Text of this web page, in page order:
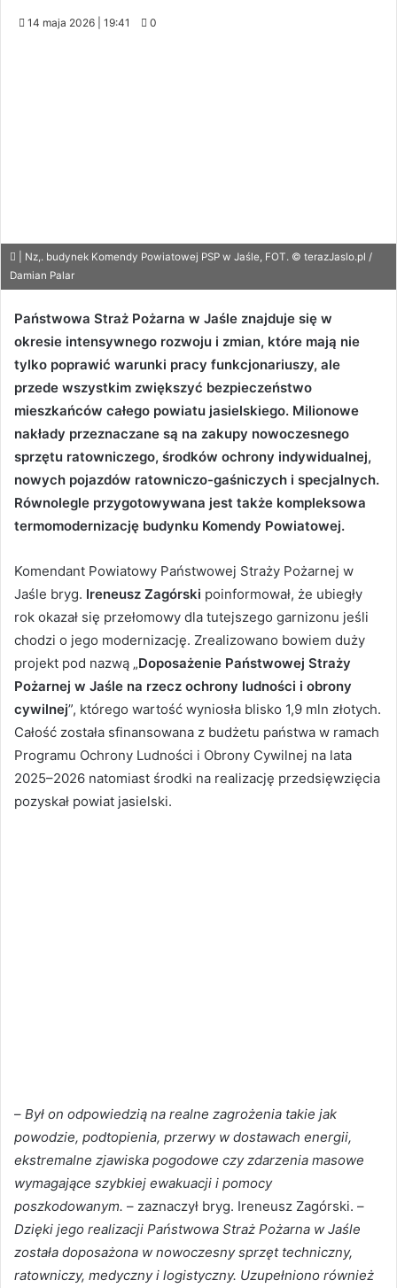
14 maja 2026 | 19:41 0
| Nz,. budynek Komendy Powiatowej PSP w Jaśle, FOT. © terazJaslo.pl /
Damian Palar
Państwowa Straż Pożarna w Jaśle znajduje się w
okresie intensywnego rozwoju i zmian, które mają nie
tylko poprawić warunki pracy funkcjonariuszy, ale
przede wszystkim zwiększyć bezpieczeństwo
mieszkańców całego powiatu jasielskiego. Milionowe
nakłady przeznaczane są na zakupy nowoczesnego
sprzętu ratowniczego, środków ochrony indywidualnej,
nowych pojazdów ratowniczo-gaśniczych i specjalnych.
Równolegle przygotowywana jest także kompleksowa
termomodernizację budynku Komendy Powiatowej.
Komendant Powiatowy Państwowej Straży Pożarnej w
Jaśle bryg. Ireneusz Zagórski poinformował, że ubiegły
rok okazał się przełomowy dla tutejszego garnizonu jeśli
chodzi o jego modernizację. Zrealizowano bowiem duży
projekt pod nazwą „Doposażenie Państwowej Straży
Pożarnej w Jaśle na rzecz ochrony ludności i obrony
cywilnej”, którego wartość wyniosła blisko 1,9 mln złotych.
Całość została sfinansowana z budżetu państwa w ramach
Programu Ochrony Ludności i Obrony Cywilnej na lata
2025–2026 natomiast środki na realizację przedsięwzięcia
pozyskał powiat jasielski.
– Był on odpowiedzią na realne zagrożenia takie jak
powodzie, podtopienia, przerwy w dostawach energii,
ekstremalne zjawiska pogodowe czy zdarzenia masowe
wymagające szybkiej ewakuacji i pomocy
poszkodowanym. – zaznaczył bryg. Ireneusz Zagórski. –
Dzięki jego realizacji Państwowa Straż Pożarna w Jaśle
została doposażona w nowoczesny sprzęt techniczny,
ratowniczy, medyczny i logistyczny. Uzupełniono również